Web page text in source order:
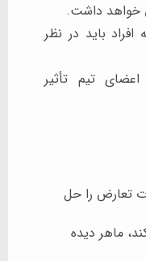
خواهد داشت.
افراد باید در نظر
تیم تأثیر
تعارض را حل
ماهر دیده